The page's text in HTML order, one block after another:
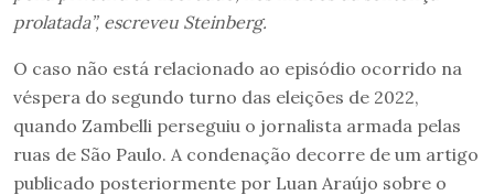
prolatada”, escreveu Steinberg.
O caso não está relacionado ao episódio ocorrido na
véspera do segundo turno das eleições de 2022,
quando Zambelli perseguiu o jornalista armada pelas
ruas de São Paulo. A condenação decorre de um artigo
publicado posteriormente por Luan Araújo sobre o